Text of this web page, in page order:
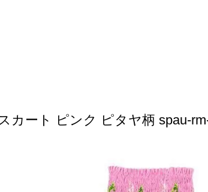
カート ピンク ピタヤ柄 spau-